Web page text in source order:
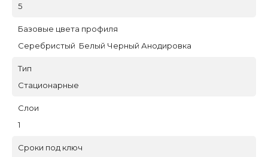
5
Базовые цвета профиля
Серебристый Белый Черный Анодировка
Тип
Стационарные
Слои
1
Сроки под ключ